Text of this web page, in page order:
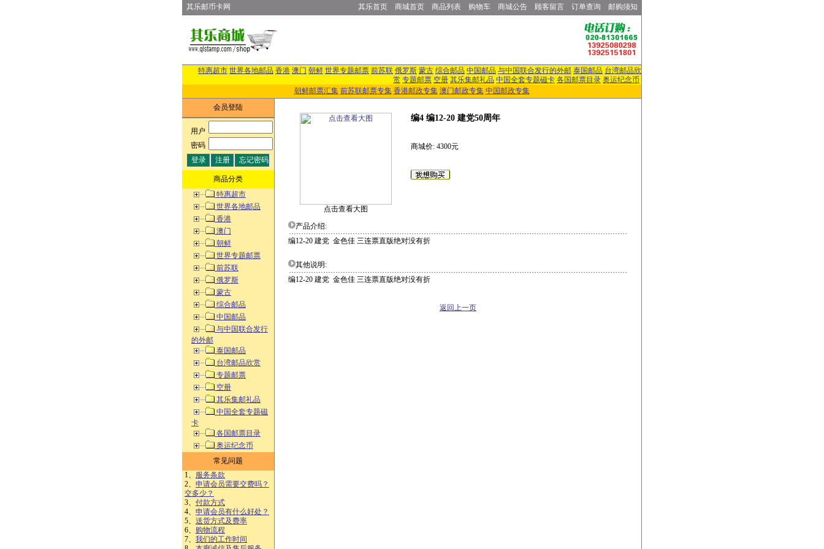
其乐邮币卡网 其乐首页 商城首页 商品列表 购物车 商城公告 顾客留言 订单查询 邮购须知
特惠超市 世界各地邮品 香港 澳门 朝鲜 世界专题邮票 前苏联 俄罗斯 蒙古 综合邮品 中国邮品 与中国联合发行的外邮 泰国邮品 台湾邮品欣
赏 专题邮票 空册 其乐集邮礼品 中国全套专题磁卡 各国邮票目录 奥运纪念币
朝鲜邮票汇集 前苏联邮票专集 香港邮政专集 澳门邮政专集 中国邮政专集
会员登陆
用户:
密码:
商品分类
特惠超市
世界各地邮品
香港
澳门
朝鲜
世界专题邮票
前苏联
俄罗斯
蒙古
综合邮品
中国邮品
与中国联合发行
的外邮
泰国邮品
台湾邮品欣赏
专题邮票
空册
其乐集邮礼品
中国全套专题磁
卡
各国邮票目录
奥运纪念币
常见问题
1、 服务条款
2、 申请会员需要交费吗？
交多少？
3、 付款方式
4、 申请会员有什么好处？
5、 送货方式及费率
6、 购物流程
7、 我们的工作时间
点击查看大图
编4 编12-20 建党50周年
商城价: 4300元
产品介绍:
编12-20 建党 金色佳 三连票直版绝对没有折
其他说明:
编12-20 建党 金色佳 三连票直版绝对没有折
返回上一页